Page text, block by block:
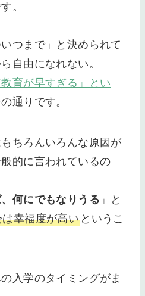
。
つまで」と決められて
自由になれない。
育が早すぎる」とい
通りです。
ちろんいろんな原因が
的に言われているの
何にでもなりうる 」と
幸福度が高い というこ
入学のタイミングがま